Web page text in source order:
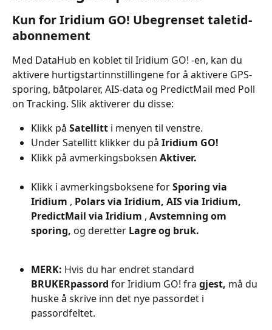
Kun for Iridium GO! Ubegrenset taletid-
abonnement
Med DataHub en koblet til Iridium GO! -en, kan du
aktivere hurtigstartinnstillingene for å aktivere GPS-
sporing, båtpolarer, AIS-data og PredictMail med Poll
on Tracking. Slik aktiverer du disse:
Klikk på Satellitt i menyen til venstre.
Under Satellitt klikker du på Iridium GO!
Klikk på avmerkingsboksen Aktiver.
Klikk i avmerkingsboksene for Sporing via
Iridium , Polars via Iridium, AIS via Iridium,
PredictMail via Iridium , Avstemning om
sporing, og deretter Lagre og bruk.
MERK: Hvis du har endret standard
BRUKERpassord for Iridium GO! fra gjest, må du
huske å skrive inn det nye passordet i
passordfeltet.